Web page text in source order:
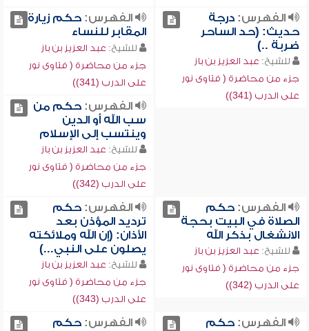
الفهرس:درجة
حديث: (حد الساحر
ضربة ..)
للشيخ: عبد العزيز بن باز
جزء من محاضرة ( فتاوى نور
على الدرب (341))
الفهرس:حكم زيارة
المقابر للنساء
للشيخ: عبد العزيز بن باز
جزء من محاضرة ( فتاوى نور
على الدرب (341))
الفهرس:حكم من
سب الله أو الدين
وينتسب إلى الإسلام
للشيخ: عبد العزيز بن باز
جزء من محاضرة ( فتاوى نور
على الدرب (342))
الفهرس:حكم
الصلاة في البيت بحجة
الانشغال بذكر الله
للشيخ: عبد العزيز بن باز
جزء من محاضرة ( فتاوى نور
على الدرب (342))
الفهرس:حكم
ترديد المؤذن بعد
الأذان: (إن الله وملائكته
يصلون على النبي...)
للشيخ: عبد العزيز بن باز
جزء من محاضرة ( فتاوى نور
على الدرب (343))
الفهرس:حكم
الفهرس:حكم